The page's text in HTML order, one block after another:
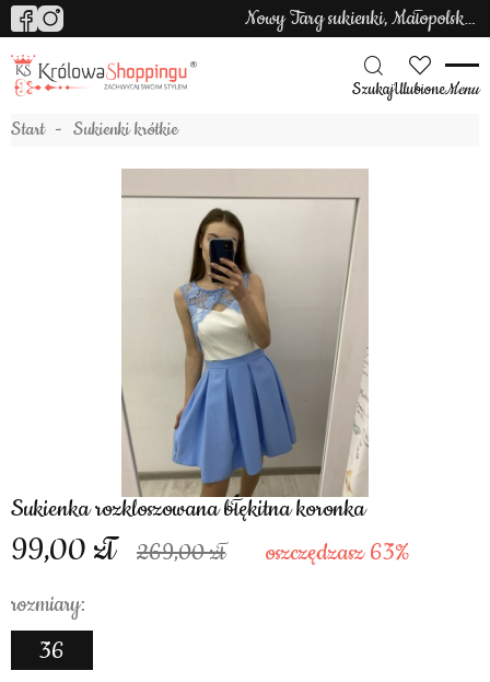
Nowy Targ sukienki, Małopolska sukienki
SzukajUlubioneMenu
Start Sukienki krótkie
Sukienka rozkloszowana błękitna koronka
99,00 269,00 oszczędzasz 63%
rozmiary:
36